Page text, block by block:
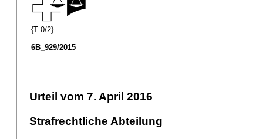
{T 0/2}
6B_929/2015
Urteil vom 7. April 2016
Strafrechtliche Abteilung